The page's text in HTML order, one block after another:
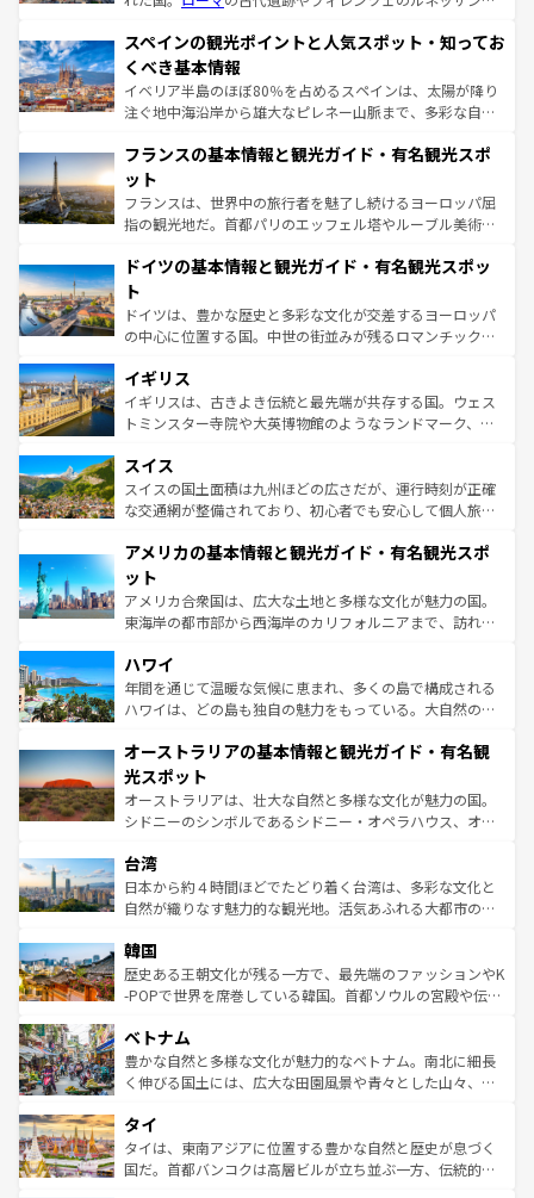
ろん、トスカーナの美しい田園風景やアマルフィ海岸の絶
景など、自然景観も見逃せない。観光の合間には、本場の
ピザやパスタなど、絶品のイタリア料理を堪能することも
できる。朝目覚めてから夜眠るまで、すべての瞬間を楽し
なお、新着のイタリア情報はコンテンツ一覧を参照してほ
しい。
スペインの観光ポイントと人気スポット・知ってお
くべき基本情報
イベリア半島のほぼ80％を占めるスペインは、太陽が降り
注ぐ地中海沿岸から雄大なピレネー山脈まで、多彩な自然
文化が根付くこの国では、情熱的なフラメンコ、熱気あふ
れる闘牛、そして美味しいタパスが生活の一部となってい
る。首都マドリードの洗練された雰囲気や、バルセロナの
アートに溢れた街角から、地方では古代ローマ遺跡や中世
せる。地方によって風土や気候が異なるスペインはその個
ンテンツ一覧 を参照してほしい。
フランスの基本情報と観光ガイド・有名観光スポ
ット
フランスは、世界中の旅行者を魅了し続けるヨーロッパ屈
指の観光地だ。首都パリのエッフェル塔やルーブル美術館
で、幅広い魅力が詰まっている。華麗な宮殿、歴史的な大
聖堂、美しいビーチ、そして豊かな自然が、訪れる者を心
から魅了する。また、フランスは美食の国としても知ら
れ、フランス料理はユネスコ無形文化遺産にも登録されて
香り高いラベンダー畑など、多彩な楽しみ方が可能だ。さ
らに、パリ以外の地域にも魅力が溢れており、どの街角に
も豊かな歴史と文化が息づいている。パリ以外の個性あふ
を参照してほしい。
ドイツの基本情報と観光ガイド・有名観光スポッ
ト
ドイツは、豊かな歴史と多彩な文化が交差するヨーロッパ
の中心に位置する国。中世の街並みが残るロマンチック街
顔を持つこの国は、どこを歩いても飽きることがない。ベ
ルリンの文化的活気、バイエルン州のアルプスの絶景、そ
してライン川沿いのワイン畑といった風景は必見。ビール
は、お酒好きな人にはぜひ体験してほしい。 なお、新着の
ドイツ情報はコンテンツ一覧を参照してほしい。
イギリス
イギリスは、古きよき伝統と最先端が共存する国。ウェス
トミンスター寺院や大英博物館のようなランドマーク、歴
リアごとに異なる魅力がある。また、優雅なアフタヌーン
ティー、ビール好きにはたまらない英国パブ、サッカー観
戦など、本場だからこそできる体験も豊富。イギリスを旅
ンツ一覧を参照してほしい。
スイス
スイスの国土面積は九州ほどの広さだが、運行時刻が正確
な交通網が整備されており、初心者でも安心して個人旅行
の建物がそのまま残る町や、スイスならではのユニークな
博物館もあり、アルプス観光だけでなく町歩きも満喫する
ことができる。国民の所得が高いため物価も高いが、旅行
者向けの交通パス提供のサービスもあり、うまく活用すれ
着のスイス情報は
アメリカの基本情報と観光ガイド・有名観光スポ
ット
アメリカ合衆国は、広大な土地と多様な文化が魅力の国。
東海岸の都市部から西海岸のカリフォルニアまで、訪れる
のような巨大都市は、観光、ショッピング、エンターテイ
ンメントが詰まった刺激的なスポットだ。一方、アメリカ
西部には大自然が広がり、グランドキャニオンやイエロー
部のニューオーリンズでは、音楽と美食が融合した独特の
文化が魅力。旅行者はアメリカの各地域で異なる魅力を楽
しみながら、その多様性と豊かな歴史を感じることができ
るだろう。車でのロードトリップや列車の旅も、アメリカ
情報は
ハワイ
年間を通じて温暖な気候に恵まれ、多くの島で構成される
ハワイは、どの島も独自の魅力をもっている。大自然の神
ワイ島は見逃せない。また、定番の観光地といえばオアフ
島だが、静かな自然を求めるならマウイ島やカウアイ島が
おすすめ。エメラルドグリーンに輝く海をはじめ、豊かな
文化や歴史が息づいている。「アロハスピリット」と呼ば
人々、おいしいローカルフードやハワイアンミュージッ
ク、伝統的なフラダンスなど、すべてがハワイの魅力を彩
っている。訪れるたびに新しい発見と感動が待っているハ
はコンテンツ一覧
オーストラリアの基本情報と観光ガイド・有名観
光スポット
オーストラリアは、壮大な自然と多様な文化が魅力の国。
シドニーのシンボルであるシドニー・オペラハウス、オー
リアリーフや大陸中央部にそびえるウルル（エアーズロッ
ク）、タスマニアの美しい原生林やケアンズの熱帯雨林な
ど、見どころがたくさん。また、カフェやワイン、オージ
いる。アクティビティも充実しており、サーフィンやダイ
ビング、ハイキングなど、アウトドア好きにはたまらな
い。オーストラリアの多彩な魅力を存分に味わいつくそ
参照してほしい。
台湾
日本から約４時間ほどでたどり着く台湾は、多彩な文化と
自然が織りなす魅力的な観光地。活気あふれる大都市の台
ン）、静ひつな山岳地帯である台湾東部など、都市の喧騒
と山間の静けさが共存しており、訪れる人に新しい発見と
驚きをもたらしてくれる。また、奥深い台湾の食文化も魅
容にもいいと評判のスイーツなど、バラエティ豊かな料理
が味わえる。 なお、新着の台湾情報は コンテンツ一覧を参
照してほしい。
韓国
歴史ある王朝文化が残る一方で、最先端のファッションやK
-POPで世界を席巻している韓国。首都ソウルの宮殿や伝統
き、地方に足を延ばせば四季折々の自然美を楽しむことが
できる。そして、キムチや焼肉、絶品のストリートフード
まで、さまざまな韓国料理が待っている。夜には、韓国な
リティに包まれながら、韓国の多彩な魅力を心ゆくまで味
わってみてほしい。 なお、新着の韓国情報はコンテンツ一
覧を参照してほしい。
ベトナム
豊かな自然と多様な文化が魅力的なベトナム。南北に細長
く伸びる国土には、広大な田園風景や青々とした山々、世
急速な発展と共に伝統が息づく。ハノイの古い町並みやホ
ーチミン市のフランス統治時代の建物も、独特の雰囲気を
醸し出している。また、バラエティの豊かさとおいしさで
タイ
タイは、東南アジアに位置する豊かな自然と歴史が息づく
国だ。首都バンコクは高層ビルが立ち並ぶ一方、伝統的な